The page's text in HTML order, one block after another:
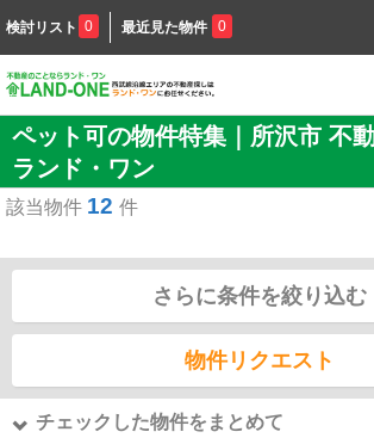
検討リスト 0 最近見た物件 0
ペット可の物件特集｜所沢市 不
ランド・ワン
該当物件 12 件
さらに条件を絞り込む
物件リクエスト
チェックした物件をまとめて